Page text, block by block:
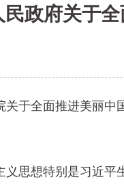
政府关于
全面推进美丽中
想特别是习近平